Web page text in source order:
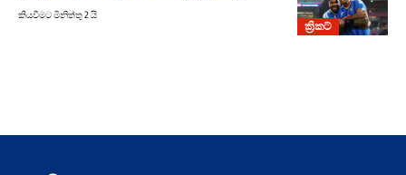
ක්‍රිකට්
කියවීමට මිනිත්තු 2 යි